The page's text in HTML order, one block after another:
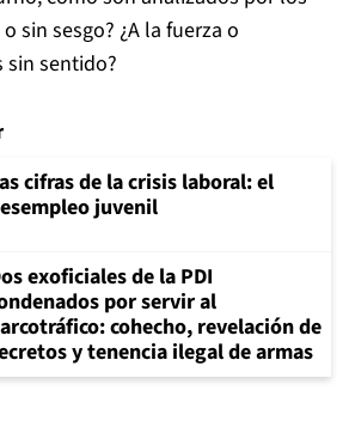
sin sesgo? ¿A la fuerza o
sin sentido?
cifras de la crisis laboral: el
juvenil
exoficiales de la PDI
por servir al
cohecho, revelación de
y tenencia ilegal de armas